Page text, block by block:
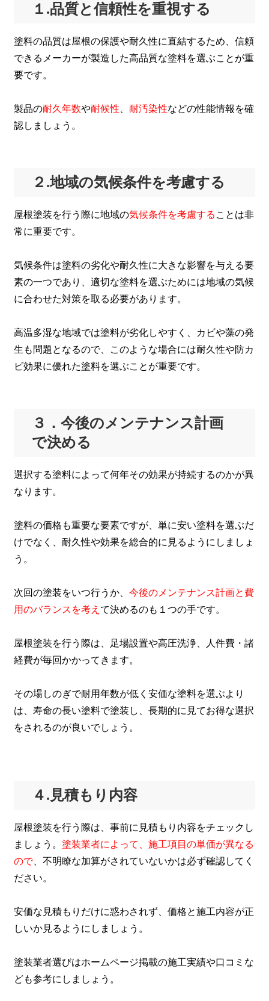
１.品質と信頼性を重視する
塗料の品質は屋根の保護や耐久性に直結するため、信頼
できるメーカーが製造した高品質な塗料を選ぶことが重
要です。
製品の耐久年数や耐候性 耐汚染性などの性能情報を確
認しましょう。
２.地域の気候条件を考慮する
屋根塗装を行う際に地域の気候条件を考慮する ことは非
常に重要です。
気候条件は塗料の劣化や耐久性に大きな影響を与える要
素の一つであり、適切な塗料を選ぶためには地域の気候
に合わせた対策を取る必要があります。
高温多湿な地域では塗料が劣化しやすく、カビや藻の発
生も問題となるので、このような場合には耐久性や防カ
ビ効果に優れた塗料を選ぶことが重要です。
３．今後のメンテナンス計画
で決める
選択する塗料によって何年その効果が持続するのかが異
なります。
塗料の価格も重要な要素ですが、単に安い塗料を選ぶだ
けでなく、 耐久性や効果を総合的に見るようにしましょ
う 。
次回の塗装をいつ行うか、 今後のメンテナンス計画と費
用のバランスを考え て決めるのも１つの手です。
屋根塗装を行う際は、足場設置や高圧洗浄、人件費・諸
経費が毎回かかってきます。
その場しのぎで耐用年数が低く安価な塗料を選ぶより
は、寿命の長い塗料で塗装し、長期的に見てお得な選択
をされるのが良いでしょう。
４.見積もり内容
屋根塗装を行う際は、事前に見積もり内容をチェックし
ましょう。 塗装業者によって、施工項目の単価が異なる
ので、不明瞭な加算がされていないかは必ず確認してく
ださい。
安価な見積もりだけに惑わされず、価格と施工内容が正
しいか見るようにしましょう。
塗装業者選びはホームページ掲載の施工実績や口コミな
ども参考にしましょう。